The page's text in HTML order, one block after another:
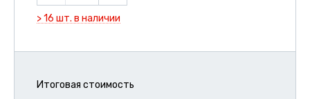
> 16 шт. в наличии
Итоговая стоимость